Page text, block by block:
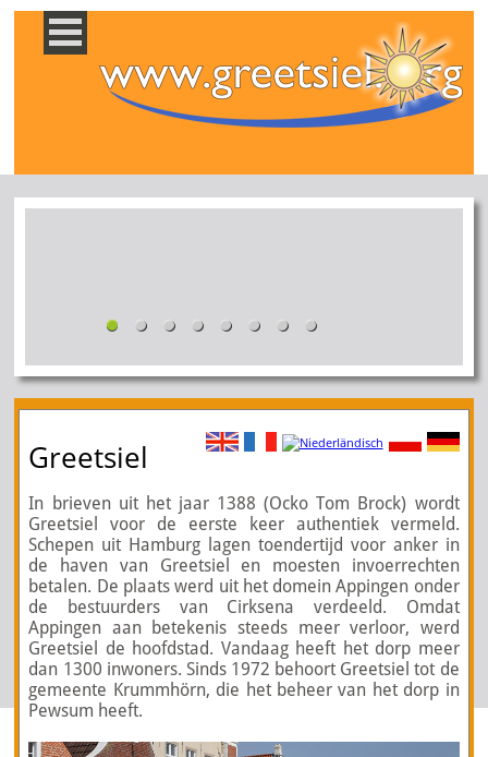
Greetsiel
In brieven uit het jaar 1388 (Ocko Tom Brock) wordt
Greetsiel voor de eerste keer authentiek vermeld.
Schepen uit Hamburg lagen toendertijd voor anker in
de haven van Greetsiel en moesten invoerrechten
betalen. De plaats werd uit het domein Appingen onder
de bestuurders van Cirksena verdeeld. Omdat
Appingen aan betekenis steeds meer verloor, werd
Greetsiel de hoofdstad. Vandaag heeft het dorp meer
dan 1300 inwoners. Sinds 1972 behoort Greetsiel tot de
gemeente Krummhörn, die het beheer van het dorp in
Pewsum heeft.